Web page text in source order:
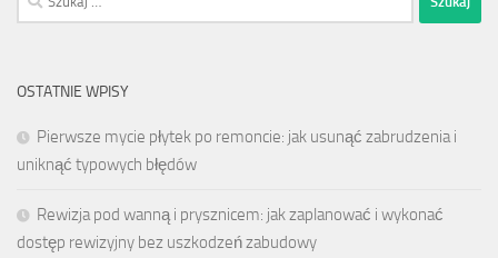
OSTATNIE WPISY
Pierwsze mycie płytek po remoncie: jak usunąć zabrudzenia i
uniknąć typowych błędów
Rewizja pod wanną i prysznicem: jak zaplanować i wykonać
dostęp rewizyjny bez uszkodzeń zabudowy